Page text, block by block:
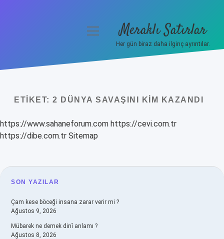
Hakkımızda
menüyü
Meraklı Satırlar
Her gün biraz daha ilginç ayrıntılar.
ETIKET: 2 DÜNYA SAVAŞINI KIM KAZANDI
https://www.sahaneforum.com https://cevi.com.tr
https://dibe.com.tr Sitemap
SIDEBAR
SON YAZILAR
Çam kese böceği insana zarar verir mi ?
Ağustos 9, 2026
Mübarek ne demek dinî anlamı ?
Ağustos 8, 2026